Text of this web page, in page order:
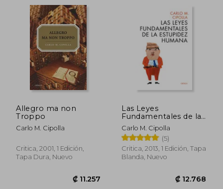
Allegro ma non
Troppo
Carlo M. Cipolla
Critica, 2001, 1 Edición,
Tapa Dura, Nuevo
Las Leyes
Fundamentales de la
Estupidez Humana
Carlo M. Cipolla
(5)
Critica, 2013, 1 Edición, Tapa
Blanda, Nuevo